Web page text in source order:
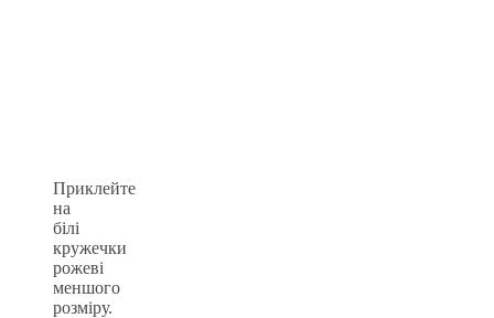
Приклейте
на
білі
кружечки
рожеві
меншого
розміру.